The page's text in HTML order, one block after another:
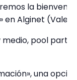
la
en Alginet
medio, pool
una